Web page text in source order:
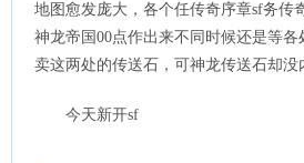
地图愈发庞大，各个任传奇序章sf务传
神龙帝国00点作出来不同时候还是等
卖这两处的传送石，可神龙传送石却
今天新开sf